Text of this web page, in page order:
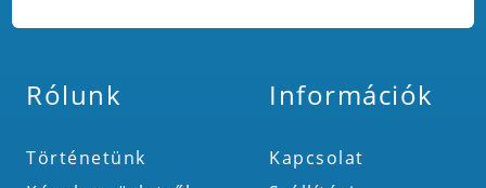
Rólunk
Történetünk
Információk
Kapcsolat